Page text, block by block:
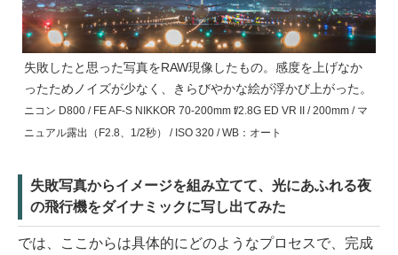
失敗したと思った写真をRAW現像したもの。感度を上げなか
ったためノイズが少なく、きらびやかな絵が浮かび上がった。
ニコン D800 / FE AF-S NIKKOR 70-200mm f/2.8G ED VR II / 200mm / マ
ニュアル露出（F2.8、1/2秒） / ISO 320 / WB：オート
失敗写真からイメージを組み立てて、光にあふれる夜
の飛行機をダイナミックに写し出てみた
では、ここからは具体的にどのようなプロセスで、完成